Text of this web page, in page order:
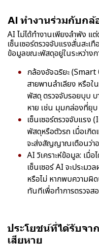
AI ทำงานร่วมกับกล้
AI ไม่ได้ทำงานเพียงลำพัง แ
เซ็นเซอร์ตรวจจับแรงสั่นสะเ
ข้อมูลขณะพัสดุอยู่ในระหว่าง
กล้องอัจฉริยะ
สายพานลำเลียง หรือใ
พัสดุ ตรวจจับรอยบุบ
หาย เช่น มุมกล่องที่ยุ
เซ็นเซอร์ตรวจจับแรง
พัสดุหรือตัวรถ เมื่อเกิด
จะส่งสัญญาณเตือนว่าอ
AI วิเคราะห์ข้อมูล: เ
เซ็นเซอร์ AI จะประมว
หรือไม่ หากพบความผิ
ทันทีเพื่อทำการตรวจส
ประโยชน์ที่ได้รับจา
เสียหาย